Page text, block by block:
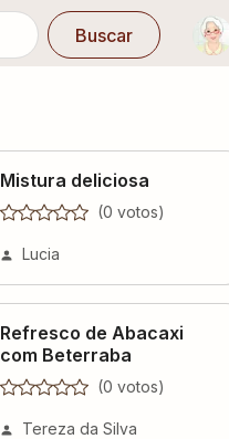
Buscar
Mistura deliciosa
(0 votos)
Lucia
Refresco de Abacaxi
com Beterraba
(0 votos)
Tereza da Silva